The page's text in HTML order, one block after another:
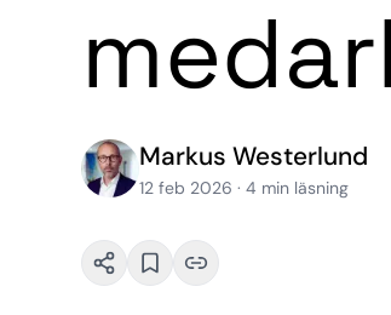
Markus Westerlund
12 feb 2026 ·4 min läsning